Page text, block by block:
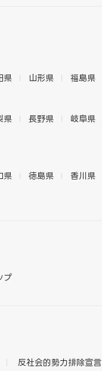
県 山形県 福島県
県 長野県 岐阜県
県 徳島県 香川県
プ
反社会的勢力排除宣言